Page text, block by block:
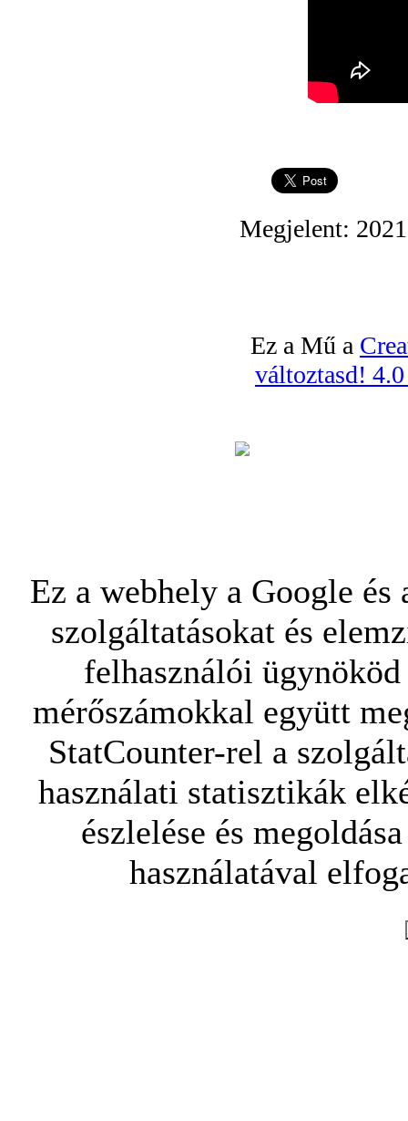
Megjelent:
Ez a Mű a
változtasd!
Ez a webhely a Google
szolgáltatásokat és
felhasználói
mérőszámokkal együtt
StatCounter-rel a
használati statisztikák
észlelése és
használatával